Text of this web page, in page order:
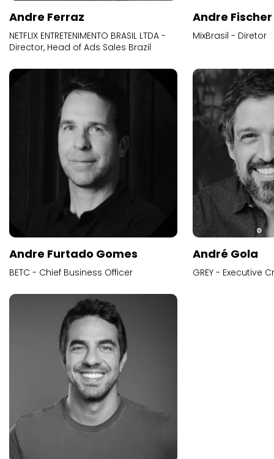
Andre Ferraz
NETFLIX ENTRETENIMENTO BRASIL LTDA -
Director, Head of Ads Sales Brazil
Andre Fischer
MixBrasil - Diretor
Andre Furtado Gomes
BETC - Chief Business Officer
André Gola
GREY - Executive